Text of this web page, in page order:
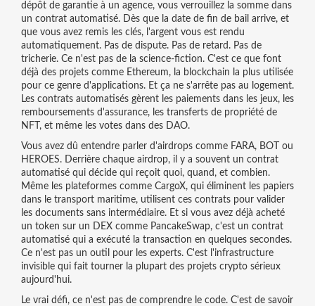
dépôt de garantie à un agence, vous verrouillez la somme dans
un contrat automatisé. Dès que la date de fin de bail arrive, et
que vous avez remis les clés, l'argent vous est rendu
automatiquement. Pas de dispute. Pas de retard. Pas de
tricherie. Ce n'est pas de la science-fiction. C'est ce que font
déjà des projets comme Ethereum, la blockchain la plus utilisée
pour ce genre d'applications. Et ça ne s'arrête pas au logement.
Les contrats automatisés gèrent les paiements dans les jeux, les
remboursements d'assurance, les transferts de propriété de
NFT, et même les votes dans des DAO.
Vous avez dû entendre parler d'airdrops comme FARA, BOT ou
HEROES. Derrière chaque airdrop, il y a souvent un contrat
automatisé qui décide qui reçoit quoi, quand, et combien.
Même les plateformes comme CargoX, qui éliminent les papiers
dans le transport maritime, utilisent ces contrats pour valider
les documents sans intermédiaire. Et si vous avez déjà acheté
un token sur un DEX comme PancakeSwap, c'est un contrat
automatisé qui a exécuté la transaction en quelques secondes.
Ce n'est pas un outil pour les experts. C'est l'infrastructure
invisible qui fait tourner la plupart des projets crypto sérieux
aujourd'hui.
Le vrai défi, ce n'est pas de comprendre le code. C'est de savoir